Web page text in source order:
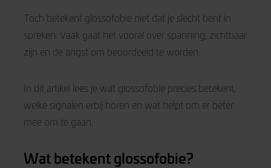
Toch betekent glossofobie niet dat je slecht bent in
spreken. Vaak gaat het vooral over spanning, zichtbaar
zijn en de angst om beoordeeld te worden.
In dit artikel lees je wat glossofobie precies betekent,
welke signalen erbij horen en wat helpt om er beter
mee om te gaan.
Wat betekent glossofobie?